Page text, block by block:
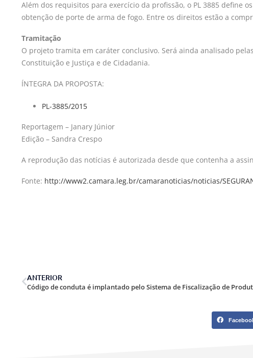
Além dos requisitos para exercício da profissão, o PL 3885 define
obtenção de porte de arma de fogo. Entre os direitos estão a
Tramitação
O projeto tramita em caráter conclusivo. Será ainda analisado
Constituição e Justiça e de Cidadania.
ÍNTEGRA DA PROPOSTA:
PL-3885/2015
Reportagem – Janary Júnior
Edição – Sandra Crespo
A reprodução das notícias é autorizada desde que contenha a
Fonte: http://www2.camara.leg.br/camaranoticias/noticias/
ANTERIOR